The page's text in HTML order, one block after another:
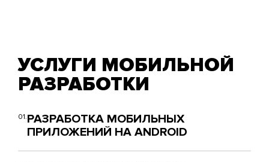
УСЛУГИ МОБИЛЬНОЙ
РАЗРАБОТКИ
01.РАЗРАБОТКА МОБИЛЬНЫХ
ПРИЛОЖЕНИЙ НА ANDROID